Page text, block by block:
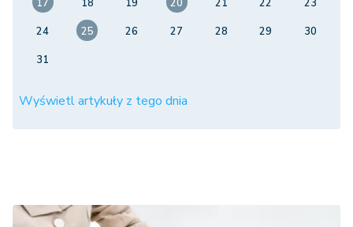
17
18 19 20 21 22
23
24
25 26 27 28 29
30
31
Wyświetl artykuły z tego dnia